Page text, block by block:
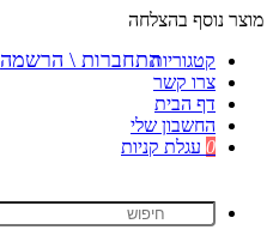
מוצר נוסף בהצלחה
קטגוריות
צרו קשר
דף הבית
החשבון שלי
0 עגלת קניות
התחברות \ הרשמה